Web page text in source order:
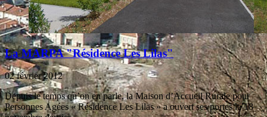
La MARPA "Résidence Les Lilas"
02 février 2012
Depuis le temps qu’on en parle, la Maison d’Accueil Rurale pour
Personnes Agées « Résidence Les Lilas » a ouvert ses portes le 18